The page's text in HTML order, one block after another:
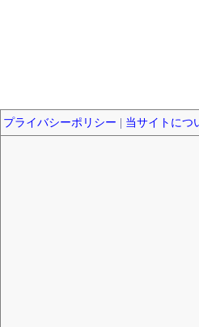
プライバシーポリシー 当サイトにつ